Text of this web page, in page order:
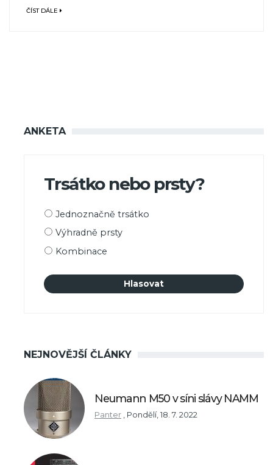
ČÍST DÁLE
ANKETA
Trsátko nebo prsty?
Možnosti
Jednoznačně trsátko
Výhradně prsty
Kombinace
NEJNOVĚJŠÍ ČLÁNKY
Neumann M50 v síni slávy NAMM
Panter , Pondělí, 18. 7. 2022